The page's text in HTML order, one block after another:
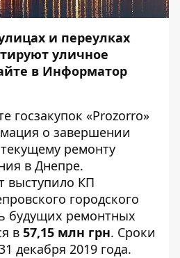
и переулках
уличное
в Информатор
госзакупок «Prozorro»
о завершении
ремонту
в Днепре.
выступило КП
городского
будущих ремонтных
в 57,15 млн грн. Сроки
декабря 2019 года.